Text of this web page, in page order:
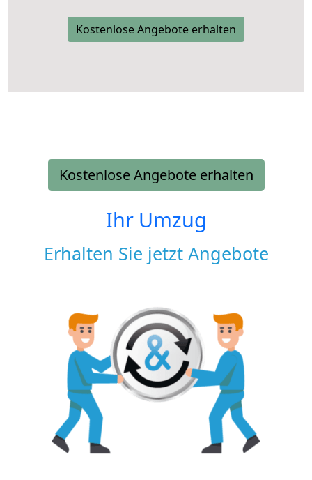
Kostenlose Angebote erhalten
Kostenlose Angebote erhalten
Ihr Umzug
Erhalten Sie jetzt Angebote